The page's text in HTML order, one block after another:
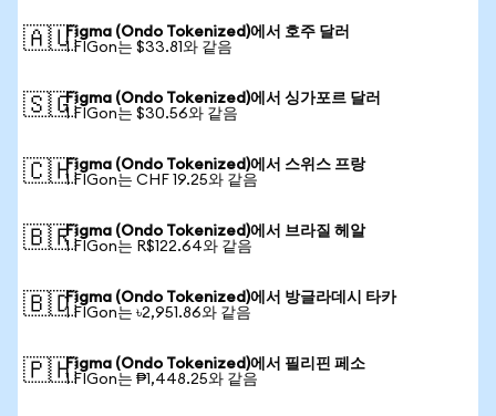
🇦🇺Figma (Ondo Tokenized)에서 호주 달러
1 FIGon는 $33.81와 같음
🇸🇬Figma (Ondo Tokenized)에서 싱가포르 달러
1 FIGon는 $30.56와 같음
🇨🇭Figma (Ondo Tokenized)에서 스위스 프랑
1 FIGon는 CHF 19.25와 같음
🇧🇷Figma (Ondo Tokenized)에서 브라질 헤알
1 FIGon는 R$122.64와 같음
🇧🇩Figma (Ondo Tokenized)에서 방글라데시 타카
1 FIGon는 ৳2,951.86와 같음
🇵🇭Figma (Ondo Tokenized)에서 필리핀 페소
1 FIGon는 ₱1,448.25와 같음